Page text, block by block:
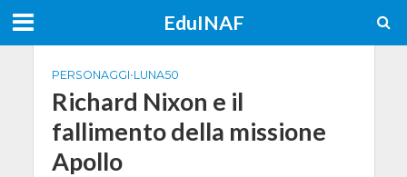
EduINAF
PERSONAGGI•LUNA50
Richard Nixon e il
fallimento della missione
Apollo